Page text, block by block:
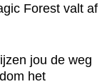
Forest valt af
jou de weg
het